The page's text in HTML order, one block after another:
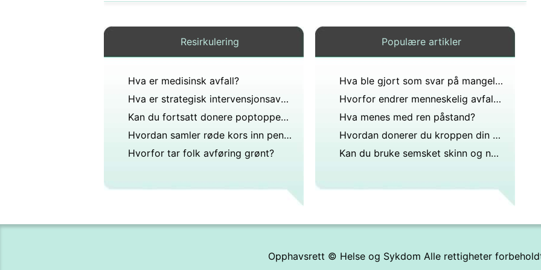
Resirkulering
Hva er medisinsk avfall?
Hva er strategisk intervensjonsavfallshåndtering?
Kan du fortsatt donere poptopper fra brusbokser for kreftbehandlinger annonse i så fall hvor?
Hvordan samler røde kors inn penger?
Hvorfor tar folk avføring grønt?
Populære artikler
Hva ble gjort som svar på mangelen på sanitærforhold?
Hvorfor endrer menneskelig avfall farge?
Hva menes med ren påstand?
Hvordan donerer du kroppen din til Wright-staten?
Kan du bruke semsket skinn og nubuck-rens på saueskinnsstøvlene?
Opphavsrett © Helse og Sykdom Alle rettigheter